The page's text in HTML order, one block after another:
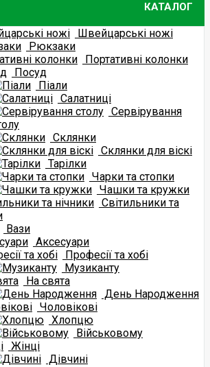
КАТАЛОГ
Швейцарські ножі
Рюкзаки
Портативні колонки
Посуд
Піали
Салатниці
Сервірування
Склянки
Склянки для віскі
Тарілки
Чарки та стопки
Чашки та кружки
Світильники та
Вази
Аксесуари
Професії та хобі
Музиканту
На свята
День Народження
Чоловікові
Хлопцю
Військовому
Жінці
Дівчині